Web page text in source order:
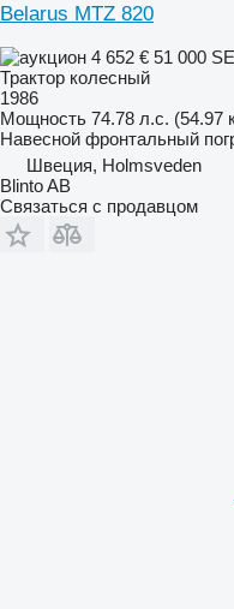
Belarus MTZ 820
4 652 € 51 000
Трактор колесный
1986
Мощность 74.78 л.с. (54.97
Навесной фронтальный
Швеция, Holmsveden
Blinto AB
Связаться с продавцом